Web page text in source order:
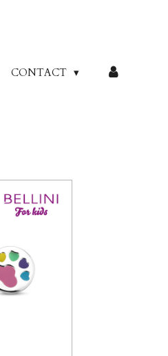
CONTACT